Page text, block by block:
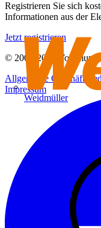
Weidmüller
Registrieren Sie sich
Informationen aus der
Jetzt registrieren
© 2002-
2026
Voltimum
Allgemeine
Impressum